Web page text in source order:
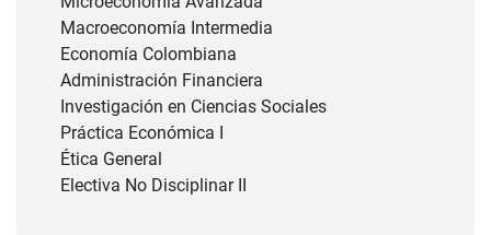
Macroeconomía Intermedia
Economía Colombiana
Administración Financiera
Investigación en Ciencias Sociales
Práctica Económica I
Ética General
Electiva No Disciplinar II